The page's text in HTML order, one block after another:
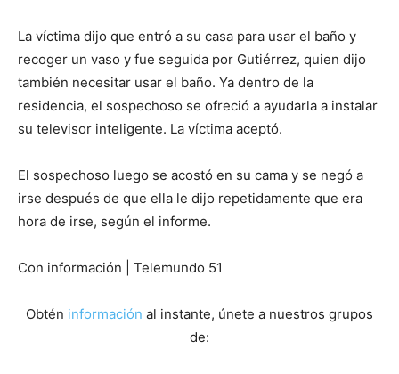
La víctima dijo que entró a su casa para usar el baño y
recoger un vaso y fue seguida por Gutiérrez, quien dijo
también necesitar usar el baño. Ya dentro de la
residencia, el sospechoso se ofreció a ayudarla a instalar
su televisor inteligente. La víctima aceptó.
El sospechoso luego se acostó en su cama y se negó a
irse después de que ella le dijo repetidamente que era
hora de irse, según el informe.
Con información | Telemundo 51
Obtén información al instante, únete a nuestros grupos
de: